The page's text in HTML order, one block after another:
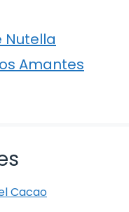
Nutella
Amantes
Cacao